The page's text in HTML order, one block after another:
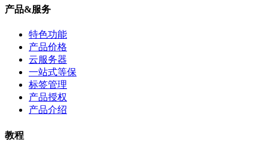
产品&服务
特色功能
产品价格
云服务器
一站式等保
标签管理
产品授权
产品介绍
教程